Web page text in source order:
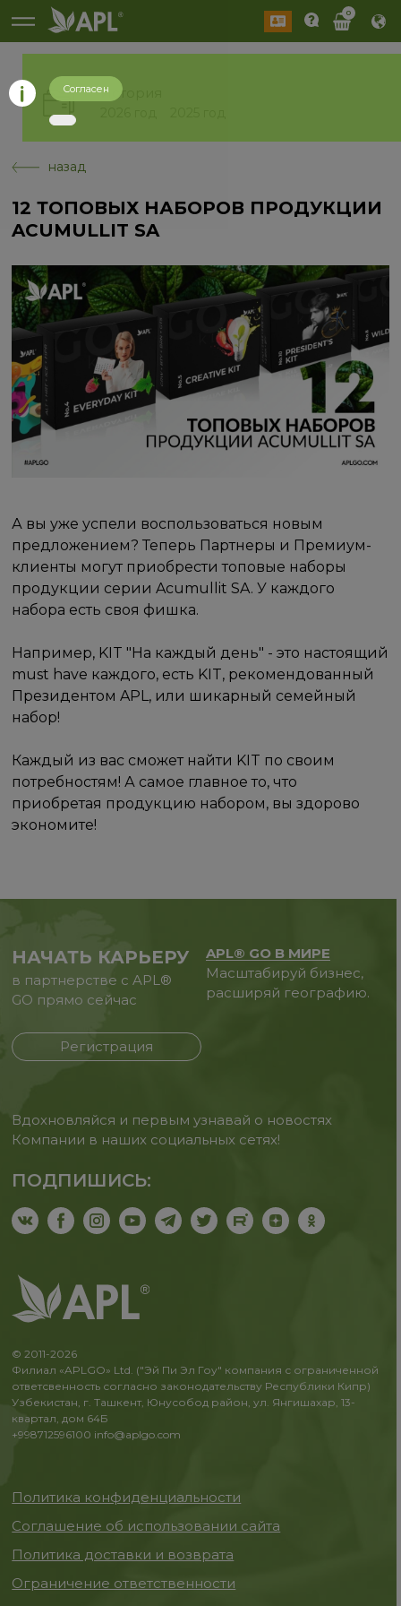
0
История
назад
12 ТОПОВЫХ НАБОРОВ ПРОДУКЦИИ
ACUMULLIT SA
А вы уже успели воспользоваться новым
предложением? Теперь Партнеры и Премиум-
клиенты могут приобрести топовые наборы
продукции серии Acumullit SA. У каждого
набора есть своя фишка.
Например, KIT "На каждый день" - это настоящий
must have каждого, есть KIT, рекомендованный
Президентом APL, или шикарный семейный
набор!
Каждый из вас сможет найти KIT по своим
потребностям! А самое главное то, что
приобретая продукцию набором, вы здорово
экономите!
НАЧАТЬ КАРЬЕРУ
в партнерстве с APL®
GO прямо сейчас
Регистрация
APL® GO В МИРЕ
Масштабируй бизнес,
расширяй географию.
Вдохновляйся и первым узнавай о новостях
Компании в наших социальных сетях!
ПОДПИШИСЬ:
© 2011-2026
Филиал «APLGO» Ltd. ("Эй Пи Эл Гоу" компания с ограниченной
ответсвенность согласно законодательству Республики Кипр)
Узбекистан, г. Ташкент, Юнусобод район, ул. Янгишахар, 13-
квартал, дом 64Б
+998712596100 info@aplgo.com
Политика конфиденциальности
Соглашение об использовании сайта
Политика доставки и возврата
Ограничение ответственности
Согласен